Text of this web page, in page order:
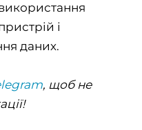
і
даних.
, щоб не